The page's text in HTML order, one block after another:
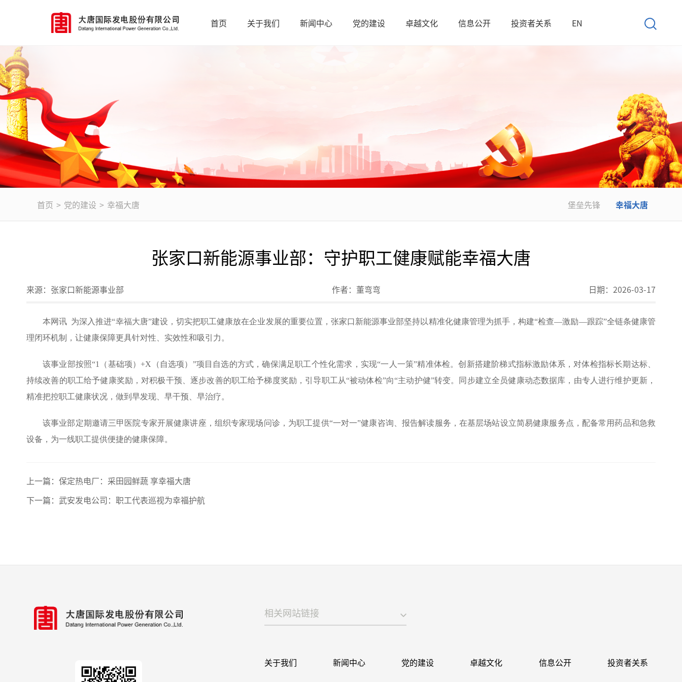
首页 关于我们 新闻中心 党的建设 卓越文化 信息公开 投资者关系 EN
首页 > 党的建设 > 幸福大唐 堡垒先锋 幸福大唐
张家口新能源事业部：守护职工健康赋能幸福大唐
来源： 张家口新能源事业部 作者： 董弯弯 日期： 2026-03-17
本网讯 为深入推进“幸福大唐”建设，切实把职工健康放在企业发展的重要位置，张家口新能源事业部坚持以精准化健康管理为抓手，构建“检查—激励—跟踪”全链条健康管
理闭环机制，让健康保障更具针对性、实效性和吸引力。
该事业部按照“1（基础项）+X（自选项）”项目自选的方式，确保满足职工个性化需求，实现“一人一策”精准体检。创新搭建阶梯式指标激励体系，对体检指标长期达标、
持续改善的职工给予健康奖励，对积极干预、逐步改善的职工给予梯度奖励，引导职工从“被动体检”向“主动护健”转变。同步建立全员健康动态数据库，由专人进行维护更新，
精准把控职工健康状况，做到早发现、早干预、早治疗。
该事业部定期邀请三甲医院专家开展健康讲座，组织专家现场问诊，为职工提供“一对一”健康咨询、报告解读服务，在基层场站设立简易健康服务点，配备常用药品和急救
设备，为一线职工提供便捷的健康保障。
上一篇： 保定热电厂：采田园鲜蔬 享幸福大唐
下一篇： 武安发电公司：职工代表巡视为幸福护航
相关网站链接
关于我们 新闻中心 党的建设 卓越文化 信息公开 投资者关系